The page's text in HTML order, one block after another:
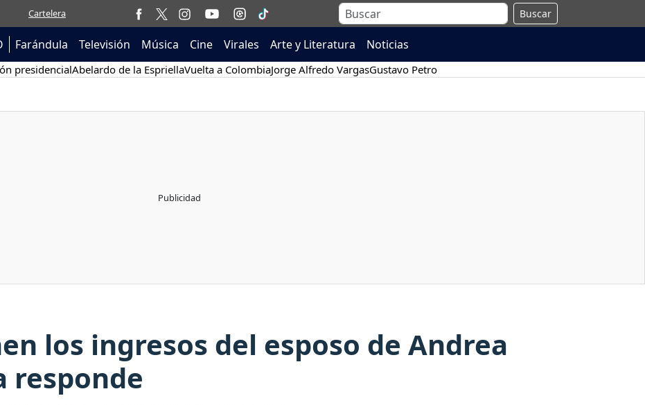
Cartelera Buscar
Farándula Televisión Música Cine Virales Arte y Literatura Noticias
presidencialAbelardo de la EspriellaVuelta a ColombiaJorge Alfredo VargasGustavo Petro
los ingresos del esposo de Andrea
responde